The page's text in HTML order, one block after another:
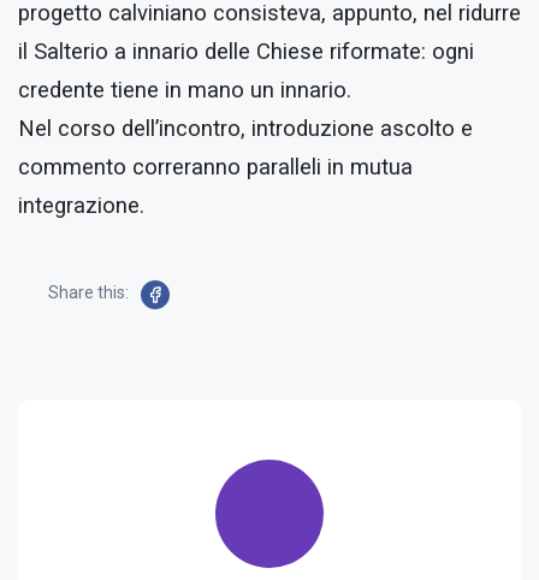
progetto calviniano consisteva, appunto, nel ridurre
il Salterio a innario delle Chiese riformate: ogni
credente tiene in mano un innario.
Nel corso dell’incontro, introduzione ascolto e
commento correranno paralleli in mutua
integrazione.
Share this: